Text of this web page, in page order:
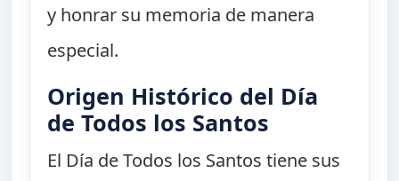
y honrar su memoria de manera
especial.
Origen Histórico del Día
de Todos los Santos
El Día de Todos los Santos tiene sus